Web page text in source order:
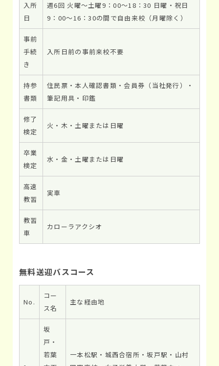
入所
日
週6回 火曜～土曜9：00～18：30 日曜・祝日
9：00～16：30の間で自由来校（月曜除く）
事前
手続
き
入所日前の事前来校不要
持参
書類
住民票・本人確認書類・会員券（当社発行）・
筆記用具・印鑑
修了
検定
火・木・土曜または日曜
卒業
検定
水・金・土曜または日曜
高速
教習
実車
教習
車
カローラアクシオ
無料送迎バスコース
No.
コー
ス名
主な経由地
坂
戸・
若葉
一本松駅・城西合宿所・坂戸駅・山村